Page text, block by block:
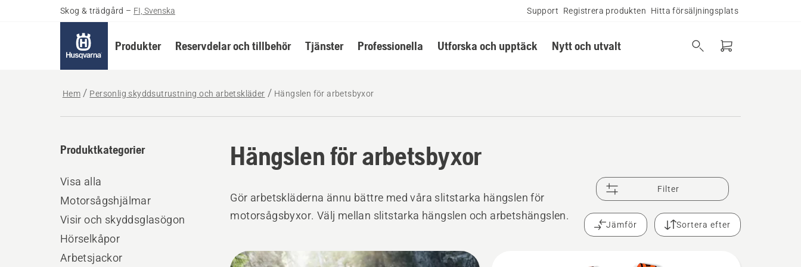
Skog & trädgård – FI, Svenska Support Registrera produkten Hitta försäljningsplats
Produkter Reservdelar och tillbehör Tjänster Professionella Utforska och upptäck Nytt och utvalt
Hem Personlig skyddsutrustning och arbetskläder Hängslen för arbetsbyxor
Hängslen för arbetsbyxor
Produktkategorier
Visa alla
Motorsågshjälmar
Visir och skyddsglasögon
Hörselkåpor
Arbetsjackor
Gör arbetskläderna ännu bättre med våra slitstarka hängslen för
motorsågsbyxor. Välj mellan slitstarka hängslen och arbetshängslen.
Filter
Jämför Sortera efter
Alla